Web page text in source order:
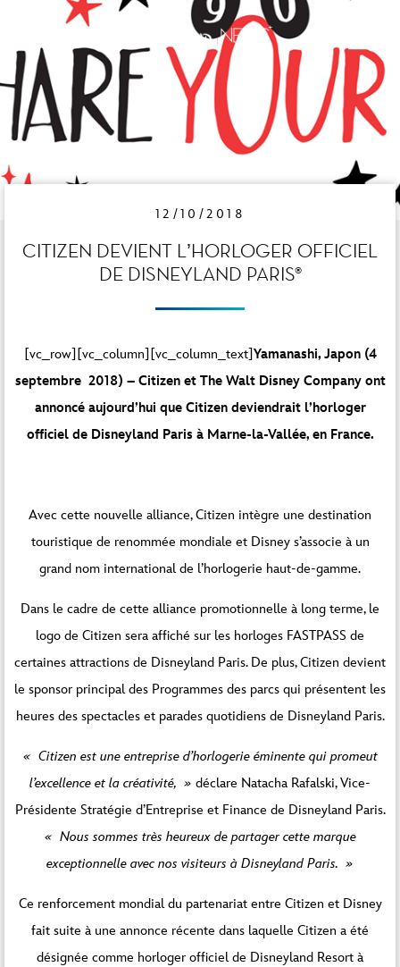
12/10/2018
CITIZEN DEVIENT L’HORLOGER OFFICIEL
DE DISNEYLAND PARIS®
[vc_row][vc_column][vc_column_text]Yamanashi, Japon (4
septembre 2018) – Citizen et The Walt Disney Company ont
annoncé aujourd’hui que Citizen deviendrait l’horloger
officiel de Disneyland Paris à Marne-la-Vallée, en France.
Avec cette nouvelle alliance, Citizen intègre une destination
touristique de renommée mondiale et Disney s’associe à un
grand nom international de l’horlogerie haut-de-gamme.
Dans le cadre de cette alliance promotionnelle à long terme, le
logo de Citizen sera affiché sur les horloges FASTPASS de
certaines attractions de Disneyland Paris. De plus, Citizen devient
le sponsor principal des Programmes des parcs qui présentent les
heures des spectacles et parades quotidiens de Disneyland Paris.
« Citizen est une entreprise d’horlogerie éminente qui promeut
l’excellence et la créativité, » déclare Natacha Rafalski, Vice-
Présidente Stratégie d’Entreprise et Finance de Disneyland Paris.
« Nous sommes très heureux de partager cette marque
exceptionnelle avec nos visiteurs à Disneyland Paris. »
Ce renforcement mondial du partenariat entre Citizen et Disney
fait suite à une annonce récente dans laquelle Citizen a été
désignée comme horloger officiel de Disneyland Resort à